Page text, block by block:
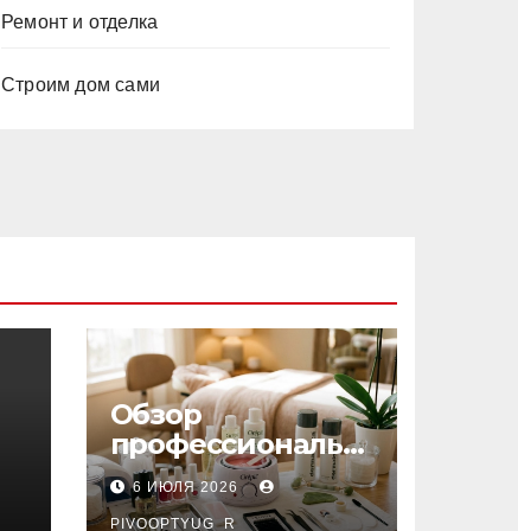
Ремонт и отделка
Строим дом сами
Обзор
профессиональн
ых материалов и
инструментов
6 ИЮЛЯ 2026
PIVOOPTYUG_R